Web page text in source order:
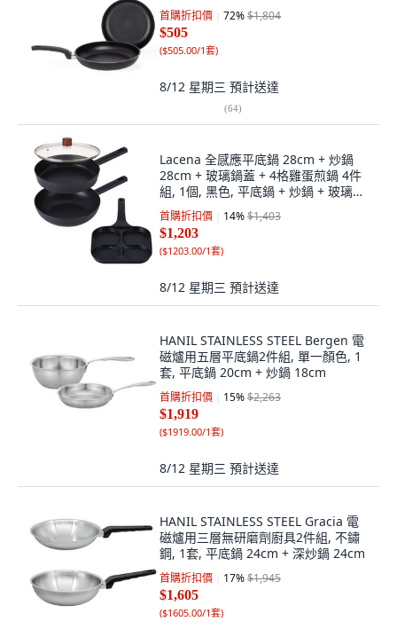
首購折扣價 72%$1,804
$505
($505.00/1套)
8/12 星期三 預計送達
(64)
Lacena 全感應平底鍋 28cm + 炒鍋
28cm + 玻璃鍋蓋 + 4格雞蛋煎鍋 4件
組, 1個, 黑色, 平底鍋 + 炒鍋 + 玻璃鍋
蓋 + 4格雞蛋煎鍋
首購折扣價 14%$1,403
$1,203
($1203.00/1套)
8/12 星期三 預計送達
HANIL STAINLESS STEEL Bergen 電
磁爐用五層平底鍋2件組, 單一顏色, 1
套, 平底鍋 20cm + 炒鍋 18cm
首購折扣價 15%$2,263
$1,919
($1919.00/1套)
8/12 星期三 預計送達
HANIL STAINLESS STEEL Gracia 電
磁爐用三層無研磨劑廚具2件組, 不鏽
鋼, 1套, 平底鍋 24cm + 深炒鍋 24cm
首購折扣價 17%$1,945
$1,605
($1605.00/1套)